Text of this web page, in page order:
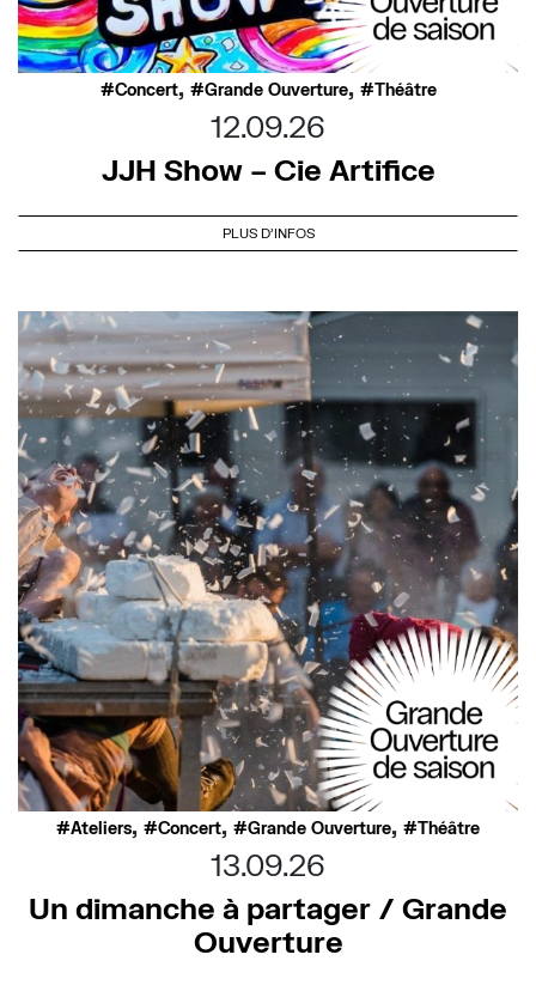
Concert, Grande Ouverture, Théâtre
12.09.26
JJH Show – Cie Artifice
PLUS D'INFOS
Ateliers, Concert, Grande Ouverture, Théâtre
13.09.26
Un dimanche à partager / Grande
Ouverture